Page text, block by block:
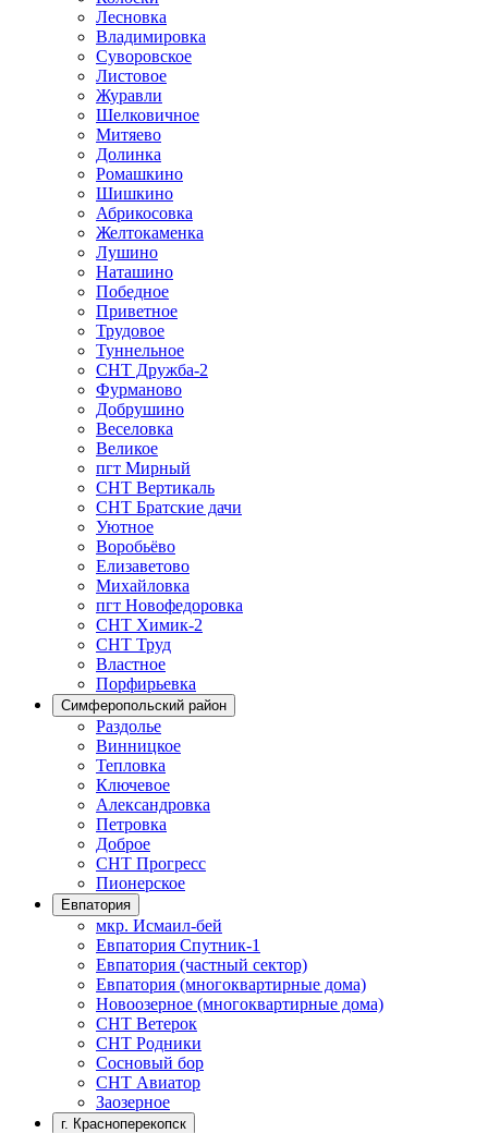
Лесновка
Владимировка
Суворовское
Листовое
Журавли
Шелковичное
Митяево
Долинка
Ромашкино
Шишкино
Абрикосовка
Желтокаменка
Лушино
Наташино
Победное
Приветное
Трудовое
Туннельное
СНТ Дружба-2
Фурманово
Добрушино
Веселовка
Великое
пгт Мирный
СНТ Вертикаль
СНТ Братские дачи
Уютное
Воробьёво
Елизаветово
Михайловка
пгт Новофедоровка
СНТ Химик-2
СНТ Труд
Властное
Порфирьевка
Симферопольский район
Раздолье
Винницкое
Тепловка
Ключевое
Александровка
Петровка
Доброе
СНТ Прогресс
Пионерское
Евпатория
мкр. Исмаил-бей
Евпатория Спутник-1
Евпатория (частный сектор)
Евпатория (многоквартирные дома)
Новоозерное (многоквартирные дома)
СНТ Ветерок
СНТ Родники
Сосновый бор
СНТ Авиатор
Заозерное
г. Красноперекопск